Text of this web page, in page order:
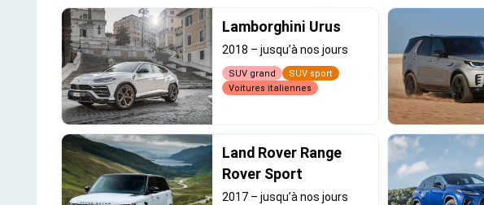
Lamborghini Urus
2018 – jusqu’à nos jours
SUV grand
SUV sport
Voitures italiennes
Land Rover Range
Rover Sport
2017 – jusqu’à nos jours